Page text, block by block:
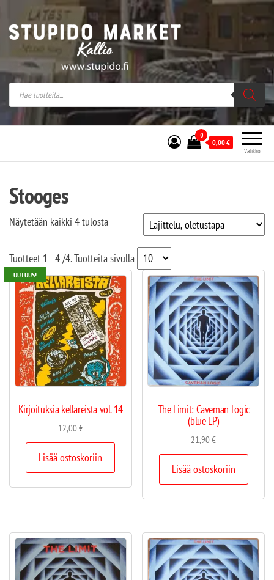
Stupido Market – verkossa ja kivijalassa
Stupido Market on vaihtoehtomusaan
erikoistunut verkko- sekä
kivijalkakauppa Helsingissä Kallion
sydämessä.
Valikko
0
0,00€
Stooges
Näytetään kaikki 4 tulosta
Tuotteet 1 - 4/4. Tuotteita sivulla
UUTUUS!
Kirjoituksia kellareista vol. 14
12,00€
Lisää ostoskoriin
The Limit: Caveman Logic
(blue LP)
21,90€
Lisää ostoskoriin